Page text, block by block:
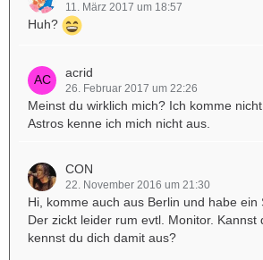
11. März 2017 um 18:57
Huh?
acrid
26. Februar 2017 um 22:26
Meinst du wirklich mich? Ich komme
Astros kenne ich mich nicht aus.
CON
22. November 2016 um 21:30
Hi, komme auch aus Berlin und habe ein
Der zickt leider rum evtl. Monitor. Kannst
kennst du dich damit aus?